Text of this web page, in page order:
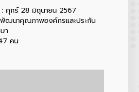
: ศุกร์ 28 มิถุนายน 2567
ฒนาคุณภาพองค์กรและประกัน
า
คน